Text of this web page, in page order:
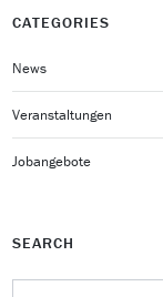
CATEGORIES
News
Veranstaltungen
Jobangebote
SEARCH